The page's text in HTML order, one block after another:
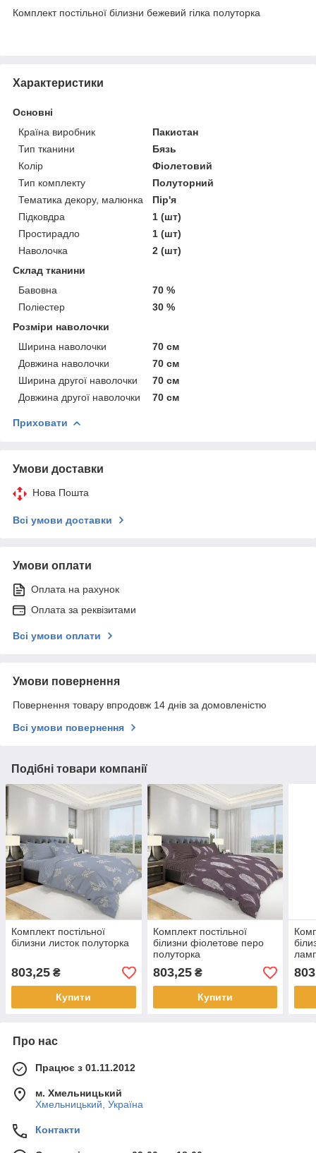
Комплект постільної білизни бежевий гілка полуторка
Характеристики
Основні
Країна виробник
Пакистан
Тип тканини
Бязь
Колір
Фіолетовий
Тип комплекту
Полуторний
Тематика декору, малюнка
Пір'я
Підковдра
1 (шт)
Простирадло
1 (шт)
Наволочка
2 (шт)
Склад тканини
Бавовна
70 %
Поліестер
30 %
Розміри наволочки
Ширина наволочки
70 см
Довжина наволочки
70 см
Ширина другої наволочки
70 см
Довжина другої наволочки
70 см
Приховати
Умови доставки
Нова Пошта
Всі умови доставки
Умови оплати
Оплата на рахунок
Оплата за реквізитами
Всі умови оплати
Умови повернення
Повернення товару впродовж 14 днів за домовленістю
Всі умови повернення
Подібні товари компанії
Комплект постільної
білизни листок полуторка
803,25 ₴
Купити
Комплект постільної
білизни фіолетове перо
полуторка
803,25₴
Купити
Про нас
Працює з 01.11.2012
м. Хмельницький
Хмельницький, Україна
Контакти